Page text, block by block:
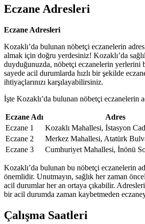
Eczane Adresleri
Eczane Adresleri
Kozaklı’da bulunan nöbetçi eczanelerin
almak için doğru yerdesiniz! Kozaklı’da
duyduğunuzda, nöbetçi eczanelerin yerlerini
sayede acil durumlarda hızlı bir şekilde
ihtiyaçlarınızı karşılayabilirsiniz.
İşte Kozaklı’da bulunan nöbetçi eczanelerin
Eczane Adı
Adres
Eczane 1
Kozaklı Mahallesi, İstasyon
Eczane 2
Merkez Mahallesi, Atatürk
Eczane 3
Cumhuriyet Mahallesi, İnönü
Kozaklı’da bulunan bu nöbetçi eczanelerin
önemlidir. Unutmayın, sağlık her zaman
acil durumlar her an ortaya çıkabilir.
bir acil durumda zaman kaybetmeden
Çalışma Saatleri